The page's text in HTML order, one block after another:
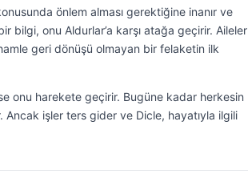
önlem alması gerektiğine inanır ve
bilgi, onu Aldurlar’a karşı atağa geçirir. Aileler
geri dönüşü olmayan bir felaketin ilk
onu harekete geçirir. Bugüne kadar herkesin
Ancak işler ters gider ve Dicle, hayatıyla ilgili